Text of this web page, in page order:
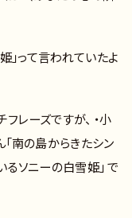
」って言われていたよ
レーズですが、 ・小
「南の島からきたシン
るソニーの白雪姫」 で